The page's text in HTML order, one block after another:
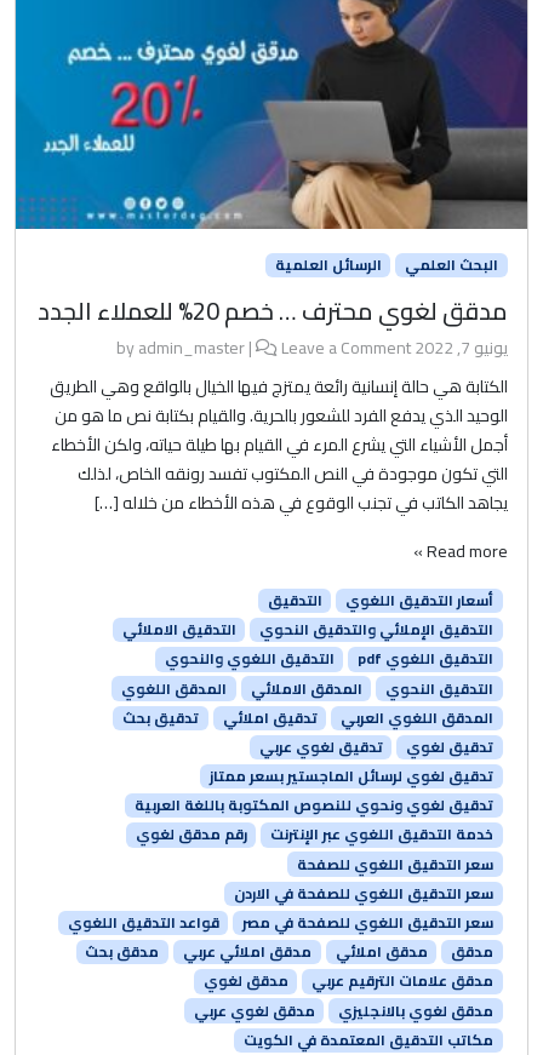
البحث العلمي الرسائل العلمية
مدقق لغوي محترف … خصم 20% للعملاء الجدد
يونيو 7, 2022 admin_master|
Leave a Comment
الكتابة هي حالة إنسانية رائعة يمتزج فيها الخيال بالواقع وهي الطريق
الوحيد الذي يدفع الفرد للشعور بالحرية. والقيام بكتابة نص ما هو من
أجمل الأشياء التي يشرع المرء في القيام بها طيلة حياته، ولكن الأخطاء
التي تكون موجودة في النص المكتوب تفسد رونقه الخاص، لذلك
يجاهد الكاتب في تجنب الوقوع في هذه الأخطاء من خلاله […]
Read more »
أسعار التدقيق اللغوي
التدقيق
التدقيق الإملائي والتدقيق النحوي
التدقيق الاملائي
التدقيق اللغوي pdf
التدقيق اللغوي والنحوي
التدقيق النحوي
المدقق الاملائي
المدقق اللغوي
المدقق اللغوي العربي
تدقيق املائي
تدقيق بحث
تدقيق لغوي
تدقيق لغوي عربي
تدقيق لغوي لرسائل الماجستير بسعر ممتاز
تدقيق لغوي ونحوي للنصوص المكتوبة باللغة العربية
خدمة التدقيق اللغوي عبر الإنترنت
رقم مدقق لغوي
سعر التدقيق اللغوي للصفحة
سعر التدقيق اللغوي للصفحة في الاردن
سعر التدقيق اللغوي للصفحة في مصر
قواعد التدقيق اللغوي
مدقق
مدقق املائي مدقق املائي عربي
مدقق بحث
مدقق علامات الترقيم عربي
مدقق لغوي
مدقق لغوي بالانجليزي
مدقق لغوي عربي
مكاتب التدقيق المعتمدة في الكويت